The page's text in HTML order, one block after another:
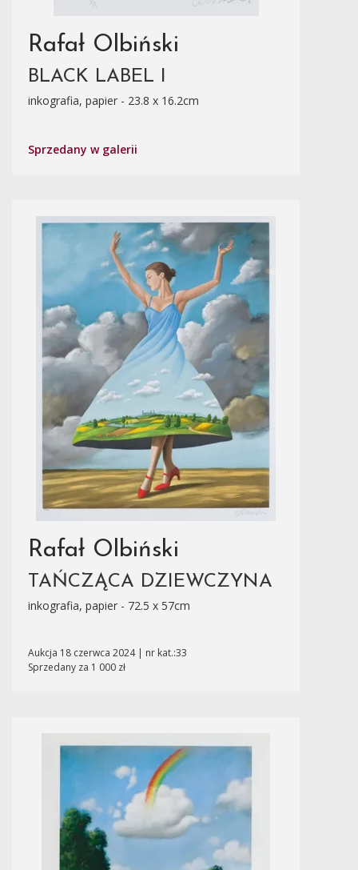
Rafał Olbiński
BLACK LABEL I
inkografia, papier - 23.8 x 16.2cm
Sprzedany w galerii
Rafał Olbiński
TAŃCZĄCA DZIEWCZYNA
inkografia, papier - 72.5 x 57cm
Aukcja 18 czerwca 2024 | nr kat.:33
Sprzedany za 1 000 zł